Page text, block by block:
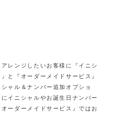
レンジしたいお客様に
『イニシ
と『オーダーメイドサービス』
シャル＆ナンバー追加オプショ
イニシャルやお誕生日ナンバー
オーダーメイドサービス』ではお